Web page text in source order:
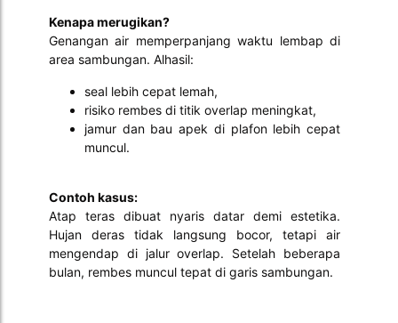
Kenapa merugikan?
Genangan air memperpanjang waktu lembap di
area sambungan. Alhasil:
seal lebih cepat lemah,
risiko rembes di titik overlap meningkat,
jamur dan bau apek di plafon lebih cepat
muncul.
Contoh kasus:
Atap teras dibuat nyaris datar demi estetika.
Hujan deras tidak langsung bocor, tetapi air
mengendap di jalur overlap. Setelah beberapa
bulan, rembes muncul tepat di garis sambungan.